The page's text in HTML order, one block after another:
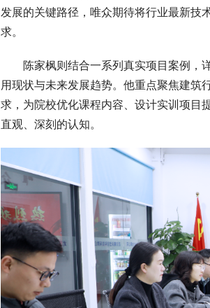
发展的关键路径，唯众期待将行业最新技
求。
陈家枫则结合一系列真实项目案例，
用现状与未来发展趋势。他重点聚焦建筑
求，为院校优化课程内容、设计实训项目
直观、深刻的认知。